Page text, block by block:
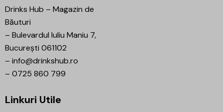
Drinks Hub – Magazin de
Băuturi
– Bulevardul Iuliu Maniu 7,
București 061102
– info@drinkshub.ro
– 0725 860 799
Linkuri Utile